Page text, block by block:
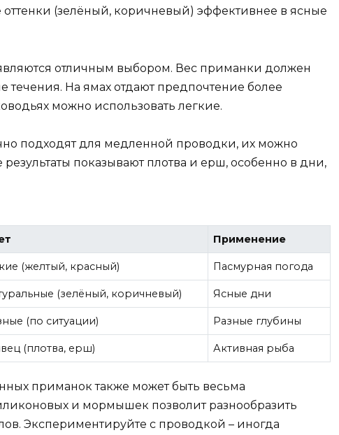
оттенки (зелёный, коричневый) эффективнее в ясные
отличным выбором. Вес приманки должен
течения. На ямах отдают предпочтение более
можно использовать легкие.
подходят для медленной проводки, их можно
показывают плотва и ерш, особенно в дни,
Применение
(желтый, красный) Пасмурная погода
(зелёный, коричневый) Ясные дни
(по ситуации) Разные глубины
(плотва, ерш) Активная рыба
приманок также может быть весьма
и мормышек позволит разнообразить
Экспериментируйте с проводкой – иногда